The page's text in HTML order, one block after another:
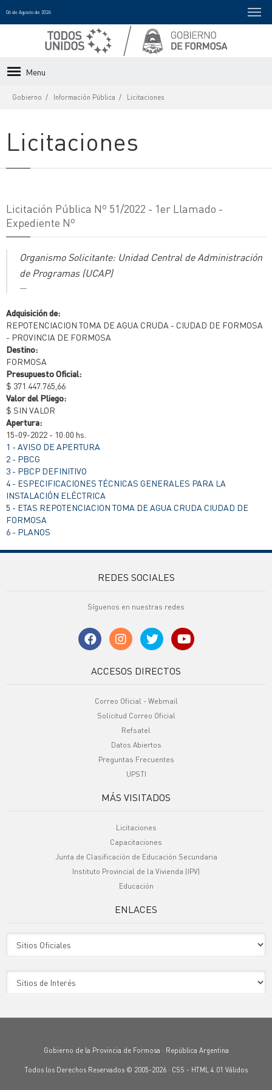
06 de Agosto de 2026
Menu
Gobierno Información Pública Licitaciones
Licitaciones
Licitación Pública Nº 51/2022 - 1er Llamado -
Expediente Nº
Organismo Solicitante: Unidad Central de Administración
de Programas (UCAP)
Adquisición de:
REPOTENCIACION TOMA DE AGUA CRUDA - CIUDAD DE FORMOSA
- PROVINCIA DE FORMOSA
Destino:
FORMOSA
Presupuesto Oficial:
$ 371.447.765,66
Valor del Pliego:
$ SIN VALOR
Apertura:
15-09-2022 - 10:00 hs.
1 - AVISO DE APERTURA
2 - PBCG
3 - PBCP DEFINITIVO
4 - ESPECIFICACIONES TÉCNICAS GENERALES PARA LA
INSTALACIÓN ELÉCTRICA
5 - ETAS REPOTENCIACION TOMA DE AGUA CRUDA CIUDAD DE
FORMOSA
6 - PLANOS
REDES SOCIALES
Síguenos en nuestras redes
ACCESOS DIRECTOS
Correo Oficial - Webmail
Solicitud Correo Oficial
Refsatel
Datos Abiertos
Preguntas Frecuentes
UPSTI
MÁS VISITADOS
Licitaciones
Capacitaciones
Junta de Clasificación de Educación Secundaria
Instituto Provincial de la Vivienda (IPV)
Educación
ENLACES
Gobierno de la Provincia de Formosa · República Argentina
Todos los Derechos Reservados © 2005-2026 · CSS - HTML 4.01 Válidos